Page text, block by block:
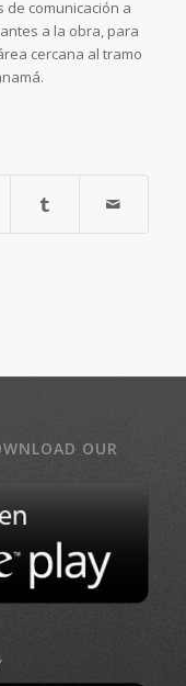
comunicación a
a la obra, para
cercana al tramo
OUR